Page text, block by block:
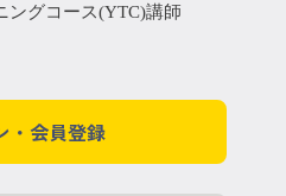
ングコース(YTC)講師
・会員登録